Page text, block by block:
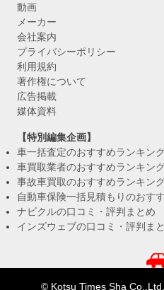
動画
メーカー
会社案内
プライバシーポリシー
利用規約
著作権について
広告掲載
媒体資料
【特別編集企画】
車一括査定のおすすめランキン
車買取業者のおすすめランキン
事故車買取のおすすめランキン
自動車保険一括見積もりのおす
ナビクルの口コミ・評判まとめ
インズウェブの口コミ・評判ま
© Kotsu Times Sha